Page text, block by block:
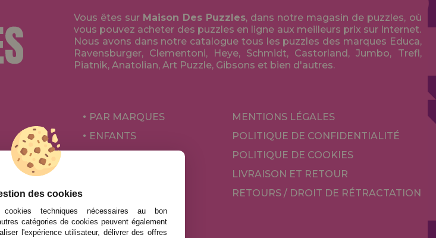
Vous êtes sur Maison Des Puzzles, dans notre magasin de puzzles, où
vous pouvez acheter des puzzles en ligne aux meilleurs prix sur Internet.
Nous avons dans notre catalogue tous les puzzles des marques Educa,
Ravensburger, Clementoni, Heye, Schmidt, Castorland, Jumbo, Trefl,
Piatnik, Anatolian, Art Puzzle, Gibsons et bien d'autres.
PAR MARQUES
ENFANTS
JEUX DE SOCIÉTÉ
MENTIONS LÉGALES
POLITIQUE DE CONFIDENTIALITÉ
POLITIQUE DE COOKIES
LIVRAISON ET RETOUR
RETOURS / DROIT DE RÉTRACTATION
des cookies
techniques nécessaires au bon
catégories de cookies peuvent également
l'expérience utilisateur, délivrer des offres